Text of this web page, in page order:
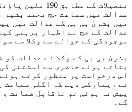
تفصیلات کے
عدالت میں سماعت جج محمد بشیر
میں بشریٰ بی بی کے عدالت میں
عدالت کے جج نے اظہار برہمی
موجودگی کے حوالے سے وکلا سے
بشریٰ بی بی کے وکلا نے عدالت کو
بتاتے ہوئے حاضری سے اسشتنیٰ
اس درخواست پر منظور کرتے
نے ریمارکس دیے کہ اگلی سماعت
پیش نہ ہوئی تو ناقابل ضمانت
گے۔